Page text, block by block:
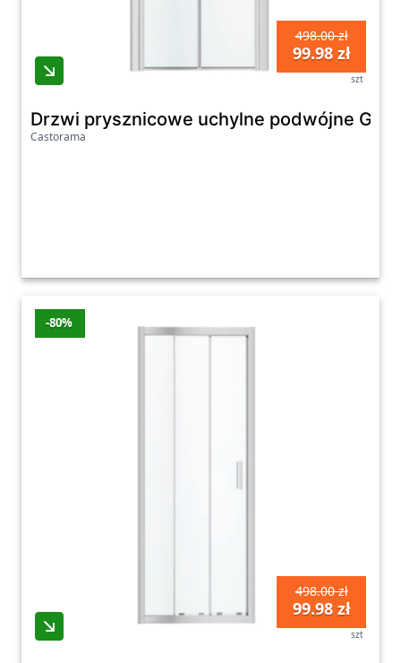
498.00 zł
99.98 zł
szt
Drzwi prysznicowe uchylne podwójne
Castorama
-80%
498.00 zł
99.98 zł
szt